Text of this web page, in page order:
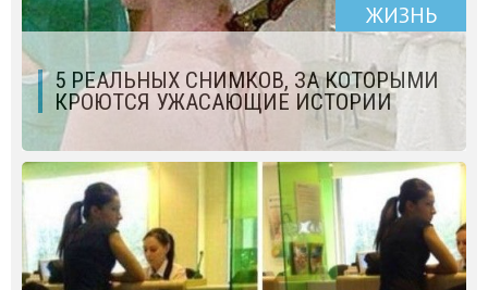
ЖИЗНЬ
5 РЕАЛЬНЫХ CНИМКОВ, ЗА КОТОРЫМИ
КРОЮТСЯ УЖАСАЮЩИЕ ИСТОРИИ